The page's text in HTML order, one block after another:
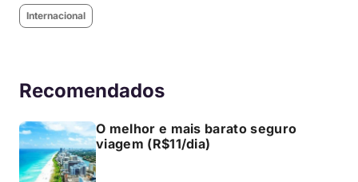
Internacional
Recomendados
O melhor e mais barato seguro
viagem (R$11/dia)